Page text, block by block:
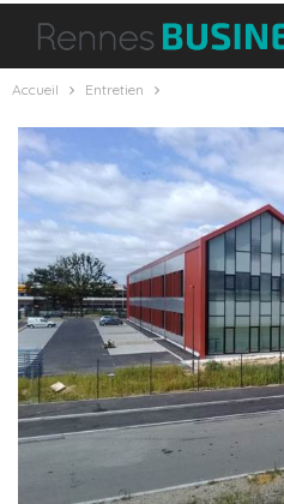
Accueil Entretien